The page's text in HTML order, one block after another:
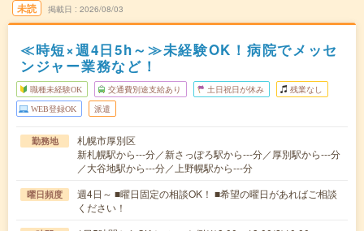
未読 掲載日 2026/08/03
≪時短×週4日5h～≫未経験OK！病院でメッセ
ンジャー業務など！
職種未経験OK 交通費別途支給あり 土日祝日が休み 残業なし
WEB登録OK 派遣
勤務地
札幌市厚別区
新札幌駅から---分／新さっぽろ駅から---分／厚別駅から---分
／大谷地駅から---分／上野幌駅から---分
曜日頻度
週4日～ ■曜日固定の相談OK！ ■希望の曜日があればご相談
ください！